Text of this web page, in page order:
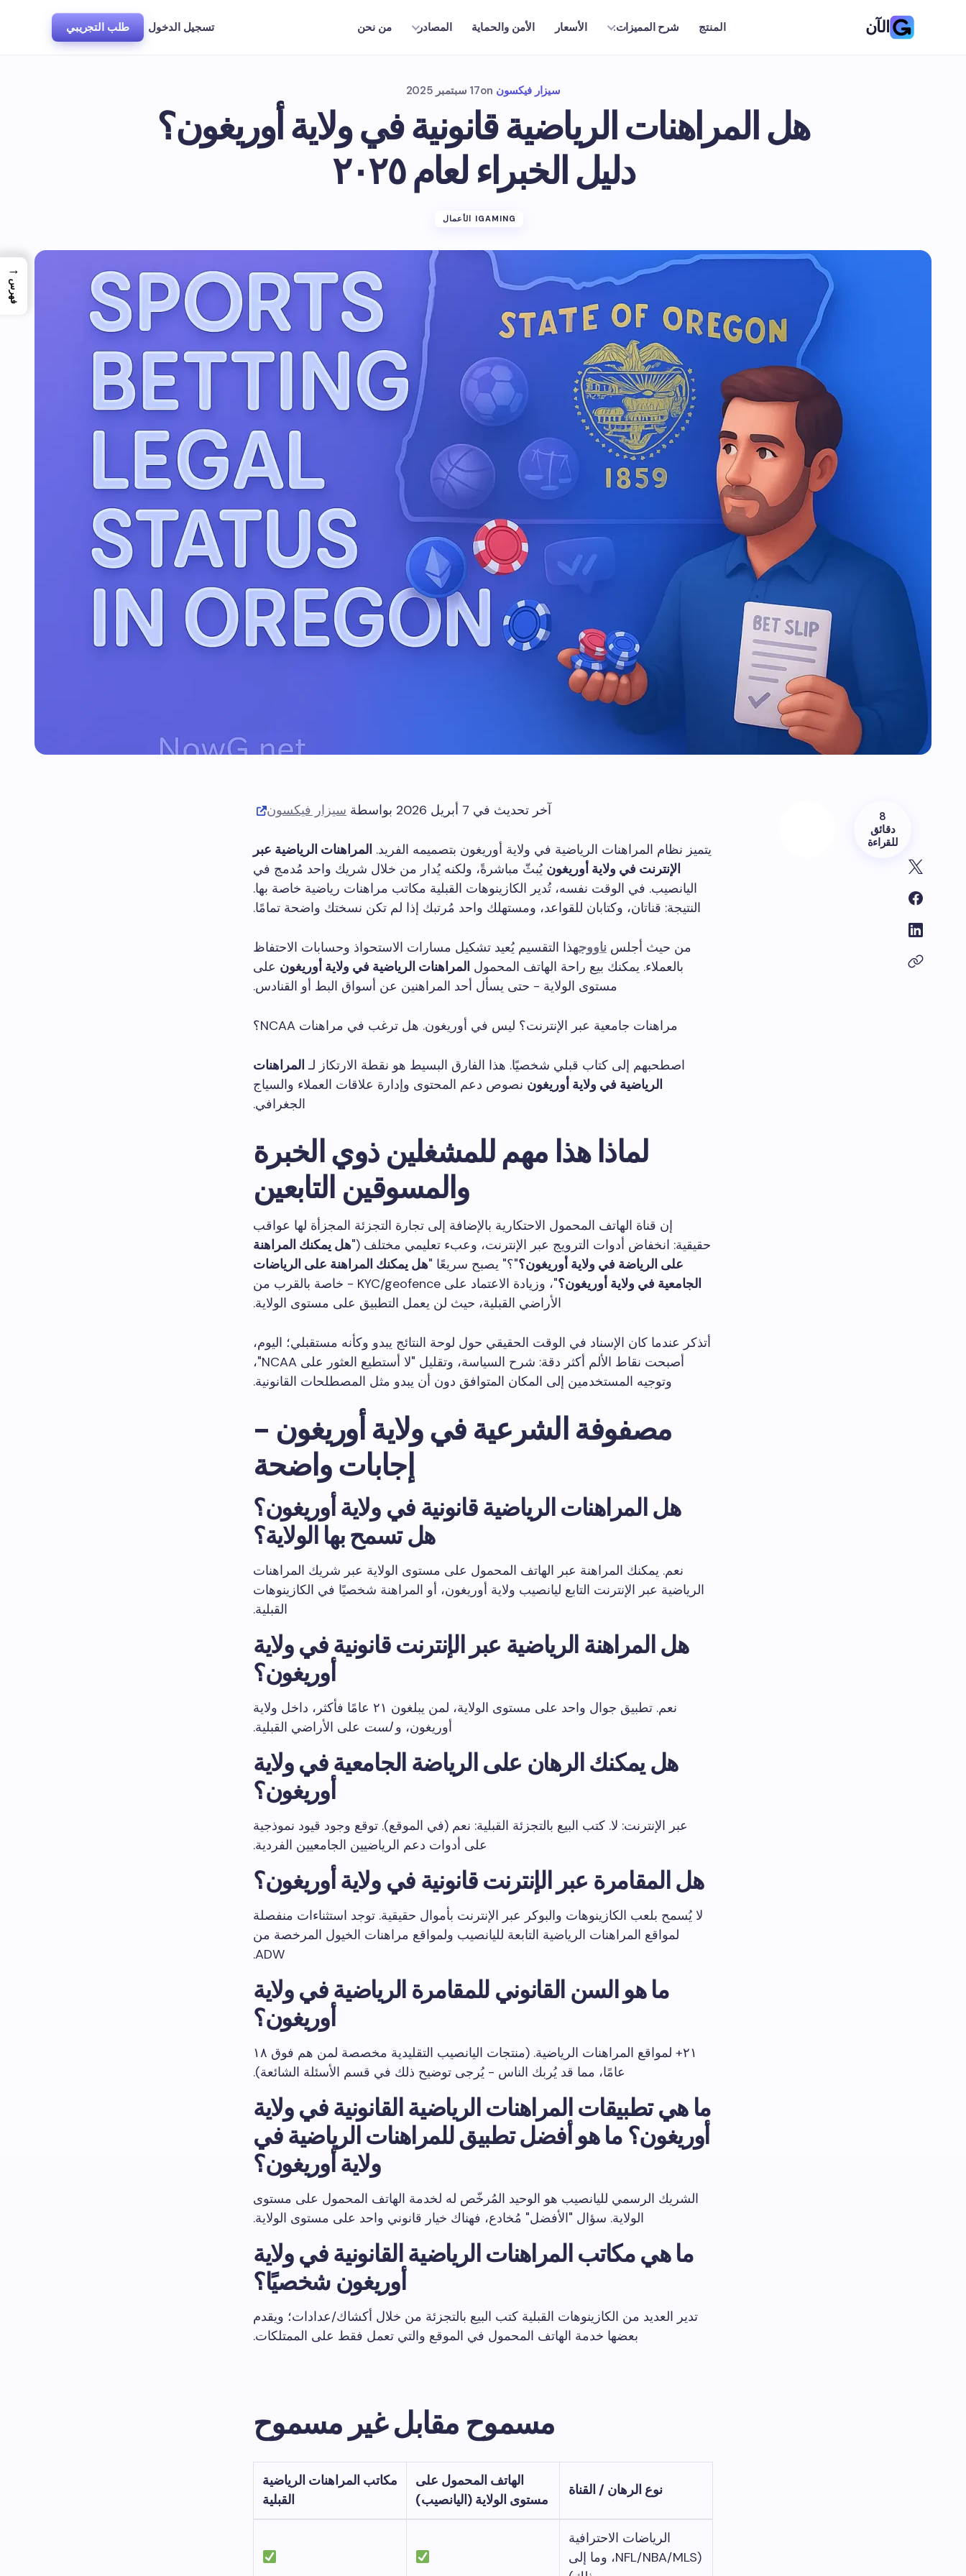
الآن المنتج شرح المميزات: الأسعار الأمن والحماية المصادر من نحن تسجيل الدخول طلب التجريبي
سيزار فيكسون on17 سبتمبر 2025
هل المراهنات الرياضية قانونية في ولاية أوريغون؟
دليل الخبراء لعام ٢٠٢٥
IGAMING الأعمال
8
دقائق
للقراءة
آخر تحديث في 7 أبريل 2026 بواسطة سيزار فيكسون
يتميز نظام المراهنات الرياضية في ولاية أوريغون بتصميمه الفريد. المراهنات الرياضية عبر
الإنترنت في ولاية أوريغون يُبثّ مباشرةً، ولكنه يُدار من خلال شريك واحد مُدمج في
اليانصيب. في الوقت نفسه، تُدير الكازينوهات القبلية مكاتب مراهنات رياضية خاصة بها.
النتيجة: قناتان، وكتابان للقواعد، ومستهلك واحد مُرتبك إذا لم تكن نسختك واضحة تمامًا.
من حيث أجلس ناووجهذا التقسيم يُعيد تشكيل مسارات الاستحواذ وحسابات الاحتفاظ
بالعملاء. يمكنك بيع راحة الهاتف المحمول المراهنات الرياضية في ولاية أوريغون على
مستوى الولاية - حتى يسأل أحد المراهنين عن أسواق البط أو القنادس.
مراهنات جامعية عبر الإنترنت؟ ليس في أوريغون. هل ترغب في مراهنات NCAA؟
اصطحبهم إلى كتاب قبلي شخصيًا. هذا الفارق البسيط هو نقطة الارتكاز لـ المراهنات
الرياضية في ولاية أوريغون نصوص دعم المحتوى وإدارة علاقات العملاء والسياج
الجغرافي.
لماذا هذا مهم للمشغلين ذوي الخبرة
والمسوقين التابعين
إن قناة الهاتف المحمول الاحتكارية بالإضافة إلى تجارة التجزئة المجزأة لها عواقب
حقيقية: انخفاض أدوات الترويج عبر الإنترنت، وعبء تعليمي مختلف ("هل يمكنك المراهنة
على الرياضة في ولاية أوريغون؟"؟" يصبح سريعًا "هل يمكنك المراهنة على الرياضات
الجامعية في ولاية أوريغون؟
"، وزيادة الاعتماد على KYC/geofence - خاصة بالقرب من
الأراضي القبلية، حيث لن يعمل التطبيق على مستوى الولاية.
أتذكر عندما كان الإسناد في الوقت الحقيقي حول لوحة النتائج يبدو وكأنه مستقبلي؛ اليوم،
أصبحت نقاط الألم أكثر دقة: شرح السياسة، وتقليل "لا أستطيع العثور على NCAA"،
وتوجيه المستخدمين إلى المكان المتوافق دون أن يبدو مثل المصطلحات القانونية.
مصفوفة الشرعية في ولاية أوريغون -
إجابات واضحة
هل المراهنات الرياضية قانونية في ولاية أوريغون؟
هل تسمح بها الولاية؟
نعم. يمكنك المراهنة عبر الهاتف المحمول على مستوى الولاية عبر شريك المراهنات
الرياضية عبر الإنترنت التابع ليانصيب ولاية أوريغون، أو المراهنة شخصيًا في الكازينوهات
القبلية.
هل المراهنة الرياضية عبر الإنترنت قانونية في ولاية
أوريغون؟
نعم. تطبيق جوال واحد على مستوى الولاية، لمن يبلغون ٢١ عامًا فأكثر، داخل ولاية
أوريغون، ولست على الأراضي القبلية.
هل يمكنك الرهان على الرياضة الجامعية في ولاية
أوريغون؟
عبر الإنترنت: لا. كتب البيع بالتجزئة القبلية: نعم (في الموقع). توقع وجود قيود نموذجية
على أدوات دعم الرياضيين الجامعيين الفردية.
هل المقامرة عبر الإنترنت قانونية في ولاية أوريغون؟
لا يُسمح بلعب الكازينوهات والبوكر عبر الإنترنت بأموال حقيقية. توجد استثناءات منفصلة
لمواقع المراهنات الرياضية التابعة لليانصيب ولمواقع مراهنات الخيول المرخصة من
ADW.
ما هو السن القانوني للمقامرة الرياضية في ولاية
أوريغون؟
٢١+ لمواقع المراهنات الرياضية. (منتجات اليانصيب التقليدية مخصصة لمن هم فوق ١٨
عامًا، مما قد يُربك الناس - يُرجى توضيح ذلك في قسم الأسئلة الشائعة).
ما هي تطبيقات المراهنات الرياضية القانونية في ولاية
أوريغون؟ ما هو أفضل تطبيق للمراهنات الرياضية في
ولاية أوريغون؟
الشريك الرسمي لليانصيب هو الوحيد المُرخّص له لخدمة الهاتف المحمول على مستوى
الولاية. سؤال "الأفضل" مُخادع، فهناك خيار قانوني واحد على مستوى الولاية.
ما هي مكاتب المراهنات الرياضية القانونية في ولاية
أوريغون شخصيًا؟
تدير العديد من الكازينوهات القبلية كتب البيع بالتجزئة من خلال أكشاك/عدادات؛ ويقدم
بعضها خدمة الهاتف المحمول في الموقع والتي تعمل فقط على الممتلكات.
مسموح مقابل غير مسموح
نوع الرهان / القناة
الهاتف المحمول على
مستوى الولاية (اليانصيب)
مكاتب المراهنات الرياضية
القبلية
الرياضات الاحترافية
(NFL/NBA/MLS، وما إلى
→
فهرس